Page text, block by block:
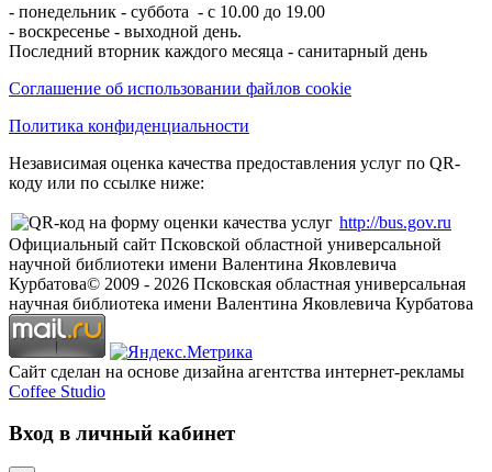
- понедельник - суббота - с 10.00 до 19.00
- воскресенье - выходной день.
Последний вторник каждого месяца - санитарный день
Соглашение об использовании файлов cookie
Политика конфиденциальности
Независимая оценка качества предоставления услуг по QR-
коду или по ссылке ниже:
http://bus.gov.ru
Официальный сайт Псковской областной универсальной
научной библиотеки имени Валентина Яковлевича
Курбатова© 2009 - 2026 Псковская областная универсальная
научная библиотека имени Валентина Яковлевича Курбатова
Сайт сделан на основе дизайна агентства интернет-рекламы
Coffee Studio
Вход в личный кабинет